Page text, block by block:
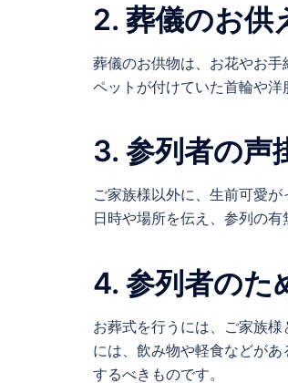
2. 葬儀のお供
葬儀のお供物は、お花やお手
ペットが付けていた首輪や洋
3. 参列者の声
ご家族様以外に、生前可愛
日時や場所を伝え、参列の有
4. 参列者のた
お葬式を行うには、ご家族
には、飲み物や軽食などが
するべきものです。